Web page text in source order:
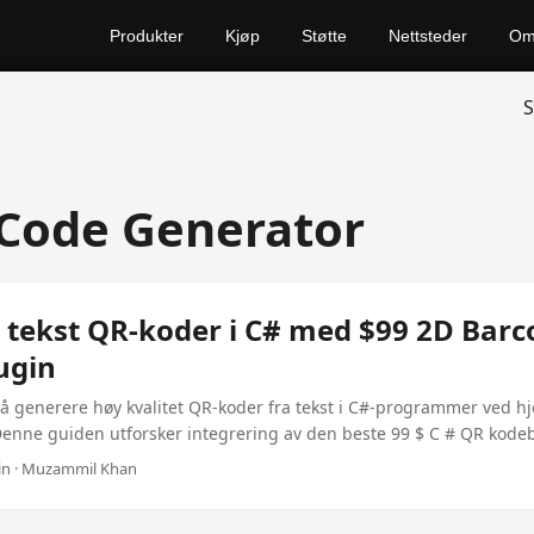
Produkter Kjøp Støtte Nettsteder Om
Generator
QR-koder i C# med $99 2D
generere høy kvalitet QR-koder fra tekst i C#-programmer ved
guiden utforsker integrering av den beste 99 $ C # QR
for .NET, med dynamiske QR kode genereringskapasiteter og
· Muzammil Khan